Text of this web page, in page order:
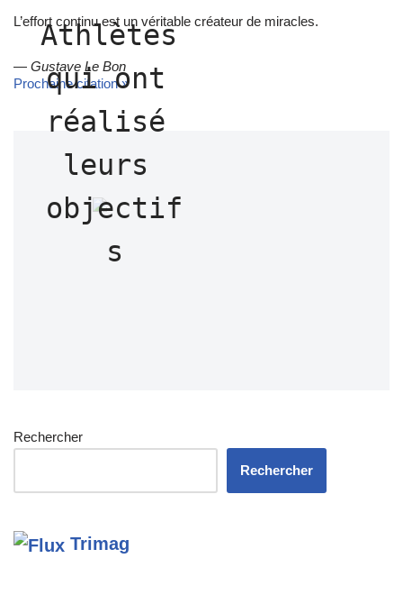
L’effort continu est un véritable créateur de miracles.
— Gustave Le Bon
Prochaine citation »
Athlètes
qui ont
réalisé
leurs
objectif
s
Rechercher
Rechercher
Trimag